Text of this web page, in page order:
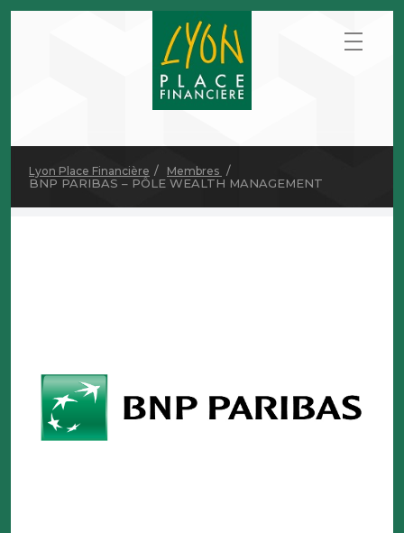
Lyon Place Financière Membres
BNP PARIBAS – PÔLE WEALTH MANAGEMENT